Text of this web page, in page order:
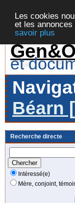
Les cookies
et les
savoir plus
et
Béarn
Recherche directe
Intéressé(e)
Mère, conjoint,